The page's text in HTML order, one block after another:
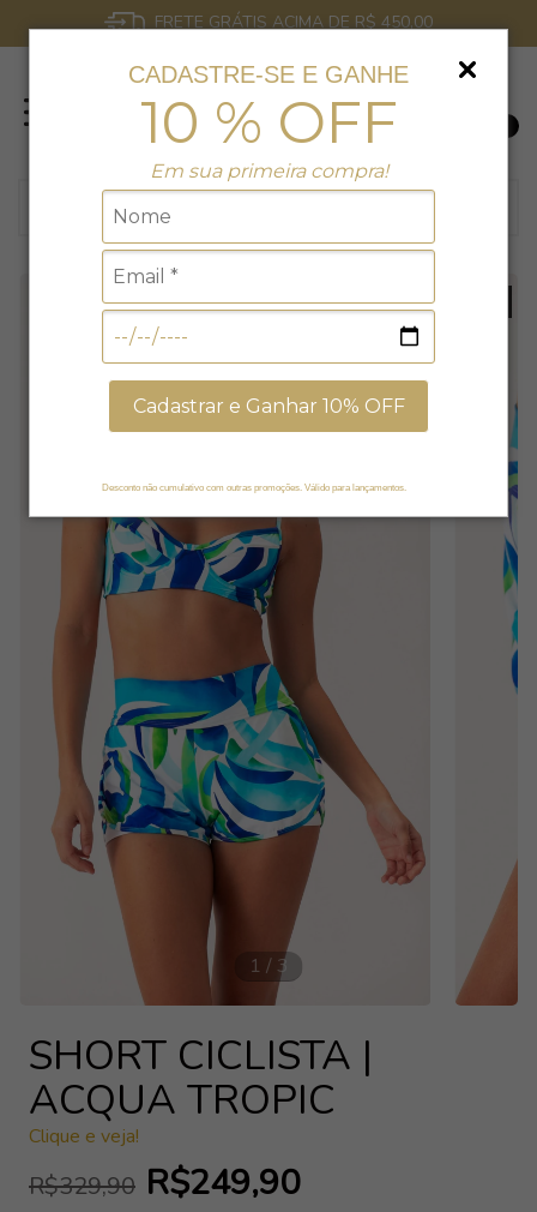
CADASTRE-SE E GANHE
10 % OFF
Em sua primeira compra!
Cadastrar e Ganhar 10% OFF
Desconto não cumulativo com outras promoções. Válido para lançamentos.
FRETE GRÁTIS ACIMA DE R$ 450,00
1 / 3
SHORT CICLISTA |
ACQUA TROPIC
Clique e veja!
R$329,90 R$249,90